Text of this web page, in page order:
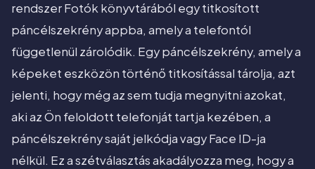
rendszer Fotók könyvtárából egy titkosított
páncélszekrény appba, amely a telefontól
függetlenül zárolódik. Egy páncélszekrény, amely a
képeket eszközön történő titkosítással tárolja, azt
jelenti, hogy még az sem tudja megnyitni azokat,
aki az Ön feloldott telefonját tartja kezében, a
páncélszekrény saját jelkódja vagy Face ID-ja
nélkül. Ez a szétválasztás akadályozza meg, hogy a